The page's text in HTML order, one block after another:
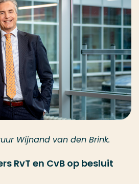
Wijnand van den Brink.
RvT en CvB op besluit